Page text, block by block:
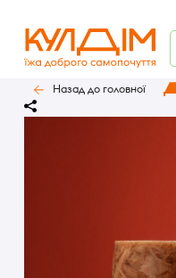
Назад до головної